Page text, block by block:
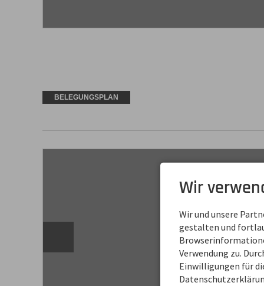
BELEGUNGSPLAN
Wir
Wir und unsere
gestalten und
Verwendung zu.
Einwilligungen für